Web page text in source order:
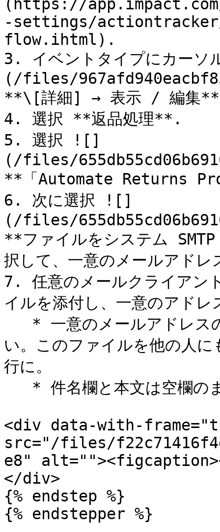
(https://
-settings/
flow.ihtml).
3. イベントタイプにカー
(/files/
**\[詳細] → 表示 / 編集
4. 選択 **返品処理**.
5. 選択 ![]
(/files/
**「Automate Returns
6. 次に選択 ![]
(/files/
**ファイルをシステム
択して、一意のメールアドレ
7. 任意のメールクライアン
イルを添付し、一意のアド
い。このファイルを他の人
行に。
<div data-with-
src="/files/
e8"
</div>
{% endstep %}
{% endstepper %}